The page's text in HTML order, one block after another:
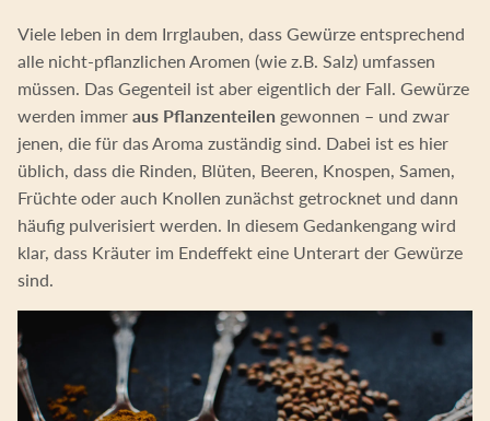
Viele leben in dem Irrglauben, dass Gewürze entsprechend
alle nicht-pflanzlichen Aromen (wie z.B. Salz) umfassen
müssen. Das Gegenteil ist aber eigentlich der Fall. Gewürze
werden immer aus Pflanzenteilen gewonnen – und zwar
jenen, die für das Aroma zuständig sind. Dabei ist es hier
üblich, dass die Rinden, Blüten, Beeren, Knospen, Samen,
Früchte oder auch Knollen zunächst getrocknet und dann
häufig pulverisiert werden. In diesem Gedankengang wird
klar, dass Kräuter im Endeffekt eine Unterart der Gewürze
sind.